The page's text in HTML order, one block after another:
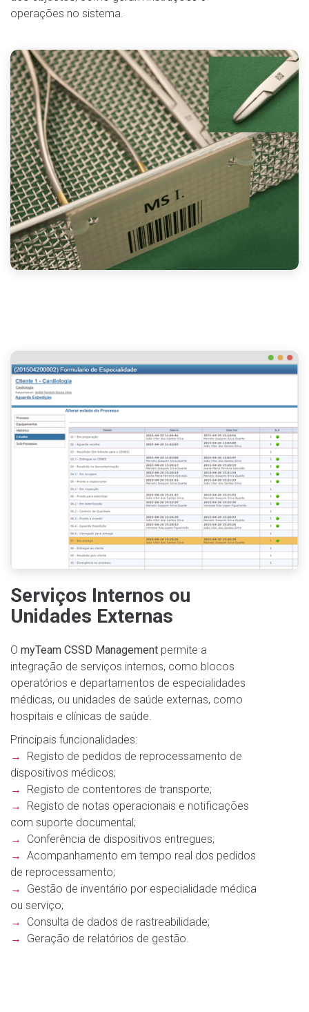
operações no sistema.
Serviços Internos ou
Unidades Externas
O myTeam CSSD Management permite a
integração de serviços internos, como blocos
operatórios e departamentos de especialidades
médicas, ou unidades de saúde externas, como
hospitais e clínicas de saúde.
Principais funcionalidades:
→
Registo de pedidos de reprocessamento de
dispositivos médicos;
→
Registo de contentores de transporte;
→
Registo de notas operacionais e notificações
com suporte documental;
→
Conferência de dispositivos entregues;
→ Acompanhamento em tempo real dos pedidos
de reprocessamento;
→
Gestão de inventário por especialidade médica
ou serviço;
→
Consulta de dados de rastreabilidade;
→
Geração de relatórios de gestão.